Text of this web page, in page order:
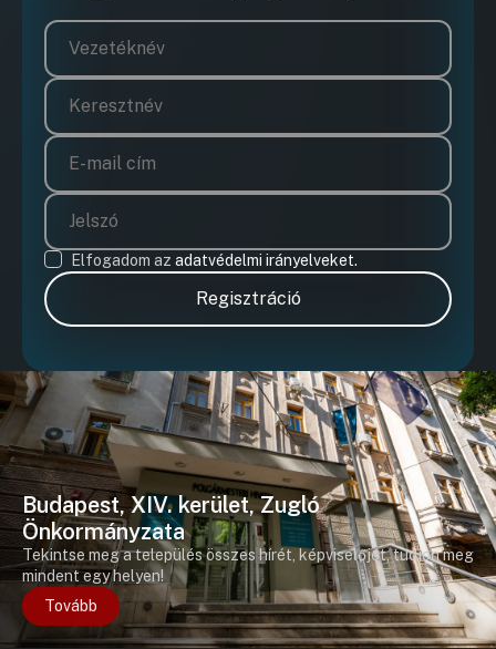
Elfogadom az adatvédelmi irányelveket.
Regisztráció
Budapest, XIV. kerület, Zugló
Önkormányzata
Tekintse meg a település összes hírét, képviselőjét, tudjon meg
mindent egy helyen!
Tovább